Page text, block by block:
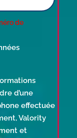
de
d’une
effectuée
Valority
et